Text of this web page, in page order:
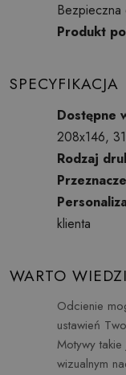
Bezpieczna
Produkt
SPECYFIKACJA
Dostępne
208x146,
Rodzaj
klienta
WARTO
Odcienie
ustawień
Motywy
wizualnym